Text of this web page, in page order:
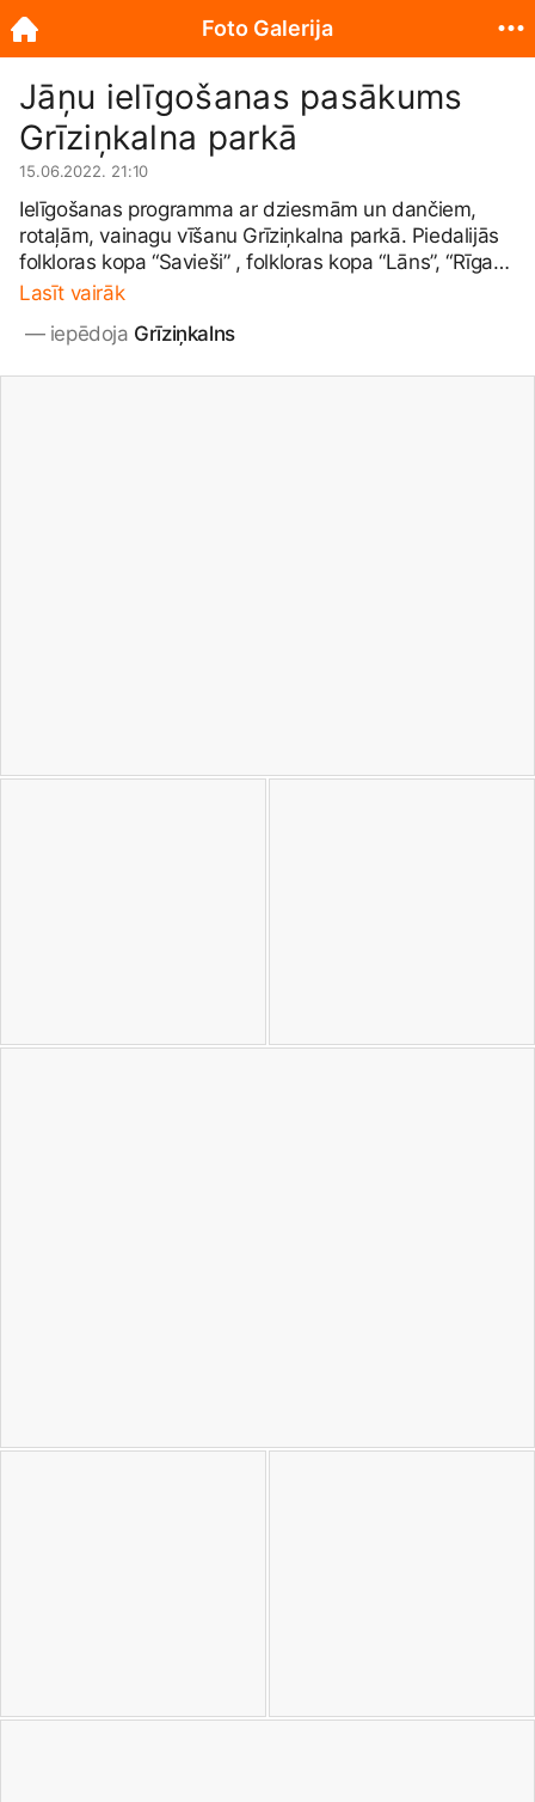
Jāņu ielīgošanas pasākums
Grīziņkalna parkā
15.06.2022. 21:10
Ielīgošanas programma ar dziesmām un dančiem,
rotaļām, vainagu vīšanu Grīziņkalna parkā. Piedalijās
folkloras kopa “Savieši” , folkloras kopa “Lāns”, “Rīgas
Danču klubs”. 2022. gada 15. jūnijs
Lasīt vairāk
— iepēdoja Grīziņkalns
Foto Galerija